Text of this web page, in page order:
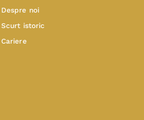
Despre noi
Scurt istoric
Cariere